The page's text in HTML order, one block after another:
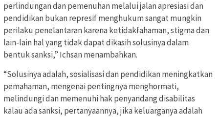
perlindungan dan pemenuhan melalui jalan apresiasi dan
pendidikan bukan represif menghukum sangat mungkin
perilaku penelantaran karena ketidakfahaman, stigma dan
lain-lain hal yang tidak dapat dikasih solusinya dalam
bentuk sanksi,” Ichsan menambahkan.
“Solusinya adalah, sosialisasi dan pendidikan meningkatkan
pemahaman, mengenai pentingnya menghormati,
melindungi dan memenuhi hak penyandang disabilitas
kalau ada sanksi, pertanyaannya, jika keluarganya adalah